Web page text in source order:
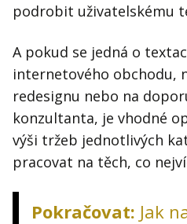
podrobit uživatelskému
A pokud se jedná o
internetového obchodu,
redesignu nebo na
konzultanta, je vhodné
výši tržeb jednotlivých
pracovat na těch, co
Pokračovat: Jak